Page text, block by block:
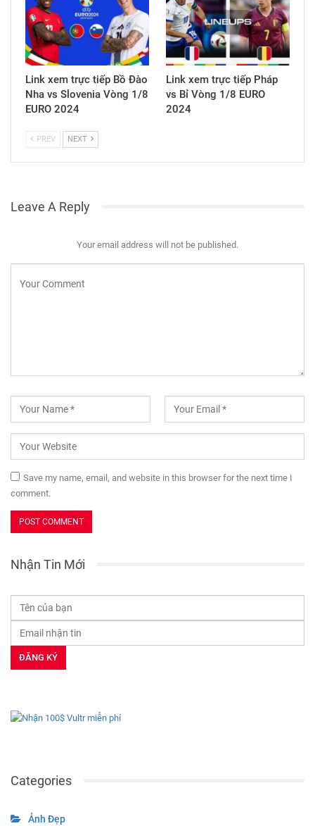
Link xem trực tiếp Bồ Đào
Nha vs Slovenia Vòng 1/8
EURO 2024
Link xem trực tiếp Pháp
vs Bỉ Vòng 1/8 EURO
2024
PREV NEXT
Leave A Reply
Your email address will not be published.
Save my name, email, and website in this browser for the next time I
comment.
Nhận Tin Mới
Categories
Ảnh Đẹp